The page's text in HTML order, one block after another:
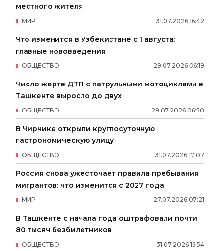
местного жителя
31.07.2026 16:42
МИР
Что изменится в Узбекистане с 1 августа:
главные нововведения
29.07.2026 06:19
ОБЩЕСТВО
Число жертв ДТП с патрульными мотоциклами в
Ташкенте выросло до двух
29.07.2026 06:50
ОБЩЕСТВО
В Чирчике открыли круглосуточную
гастрономическую улицу
31.07.2026 17:07
ОБЩЕСТВО
Россия снова ужесточает правила пребывания
мигрантов: что изменится с 2027 года
27.07.2026 07:21
МИР
В Ташкенте с начала года оштрафовали почти
80 тысяч безбилетников
31.07.2026 16:54
ОБЩЕСТВО